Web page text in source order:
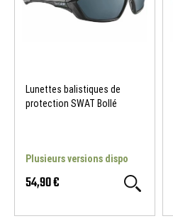
Lunettes balistiques de
protection SWAT Bollé
Plusieurs versions dispo
54,90 €